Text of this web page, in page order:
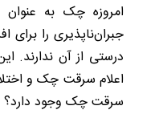
امروزه چک به
جبران‌ناپذیری را برای
درستی از آن ندارند.
اعلام سرقت چک و
سرقت چک وجود دارد؟